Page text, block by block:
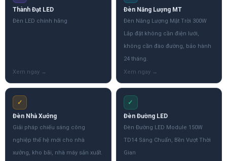
Thành Đạt LED
Đèn LED chính hãng
Đèn Năng Lượng MT
Đèn Năng Lượng Mặt Trời 300W
Lắp đặt không cần điện lưới,
không cần đào đường, bảo hành
24 tháng.
✓
Đèn Nhà Xưởng
Giải pháp chiếu sáng công
nghiệp thế hệ mới cho nhà
xưởng, kho bãi, nhà máy sản xuất.
✓
Đèn Đường LED
Đèn Đường LED Module 150W
TD14 Sáng Chuẩn, Bền Vượt Thời
Gian